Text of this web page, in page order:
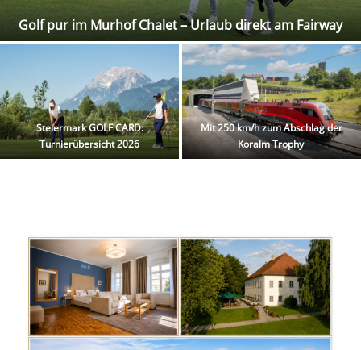
Golf pur im Murhof Chalet – Urlaub direkt am Fairway
Steiermark GOLF CARD:
Turnierübersicht 2026
Mit 250 km/h zum Abschlag der
Koralm Trophy